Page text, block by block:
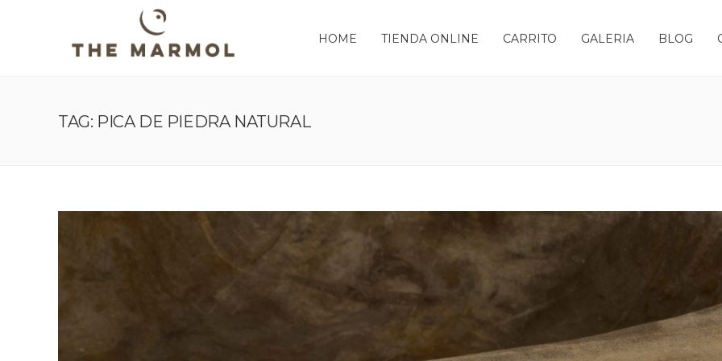
HOME TIENDA ONLINE CARRITO GALERIA BLOG
TAG: PICA DE PIEDRA NATURAL